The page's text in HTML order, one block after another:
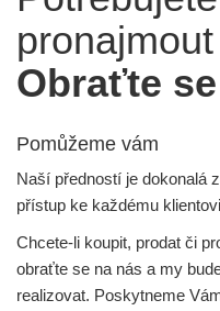
Obraťte
Pomůžeme vám
Naší předností je dokonalá
přístup ke každému
Chcete-li koupit, prodat či
obraťte se na nás a my
realizovat. Poskytneme